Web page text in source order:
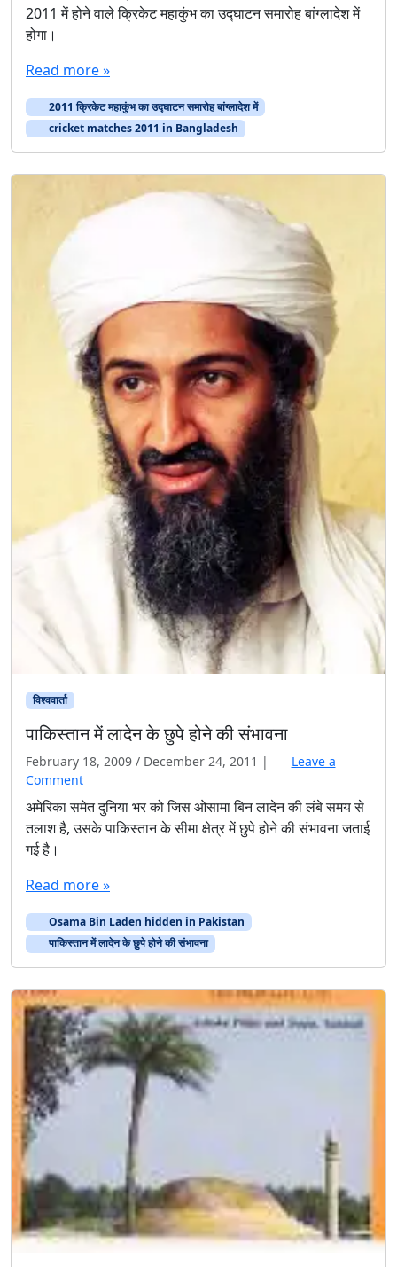
2011 में होने वाले क्रिकेट महाकुंभ का उद्घाटन समारोह बांग्लादेश में
होगा।
Read more »
2011 क्रिकेट महाकुंभ का उद्घाटन समारोह बांग्लादेश में
cricket matches 2011 in Bangladesh
विश्ववार्ता
पाकिस्तान में लादेन के छुपे होने की संभावना
February 18, 2009 / December 24, 2011 |
Leave a
Comment
अमेरिका समेत दुनिया भर को जिस ओसामा बिन लादेन की लंबे समय से
तलाश है, उसके पाकिस्तान के सीमा क्षेत्र में छुपे होने की संभावना जताई
गई है।
Read more »
Osama Bin Laden hidden in Pakistan
पाकिस्तान में लादेन के छुपे होने की संभावना